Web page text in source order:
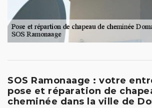
SOS Ramonaage : votre
pose et réparation de
cheminée dans la ville de